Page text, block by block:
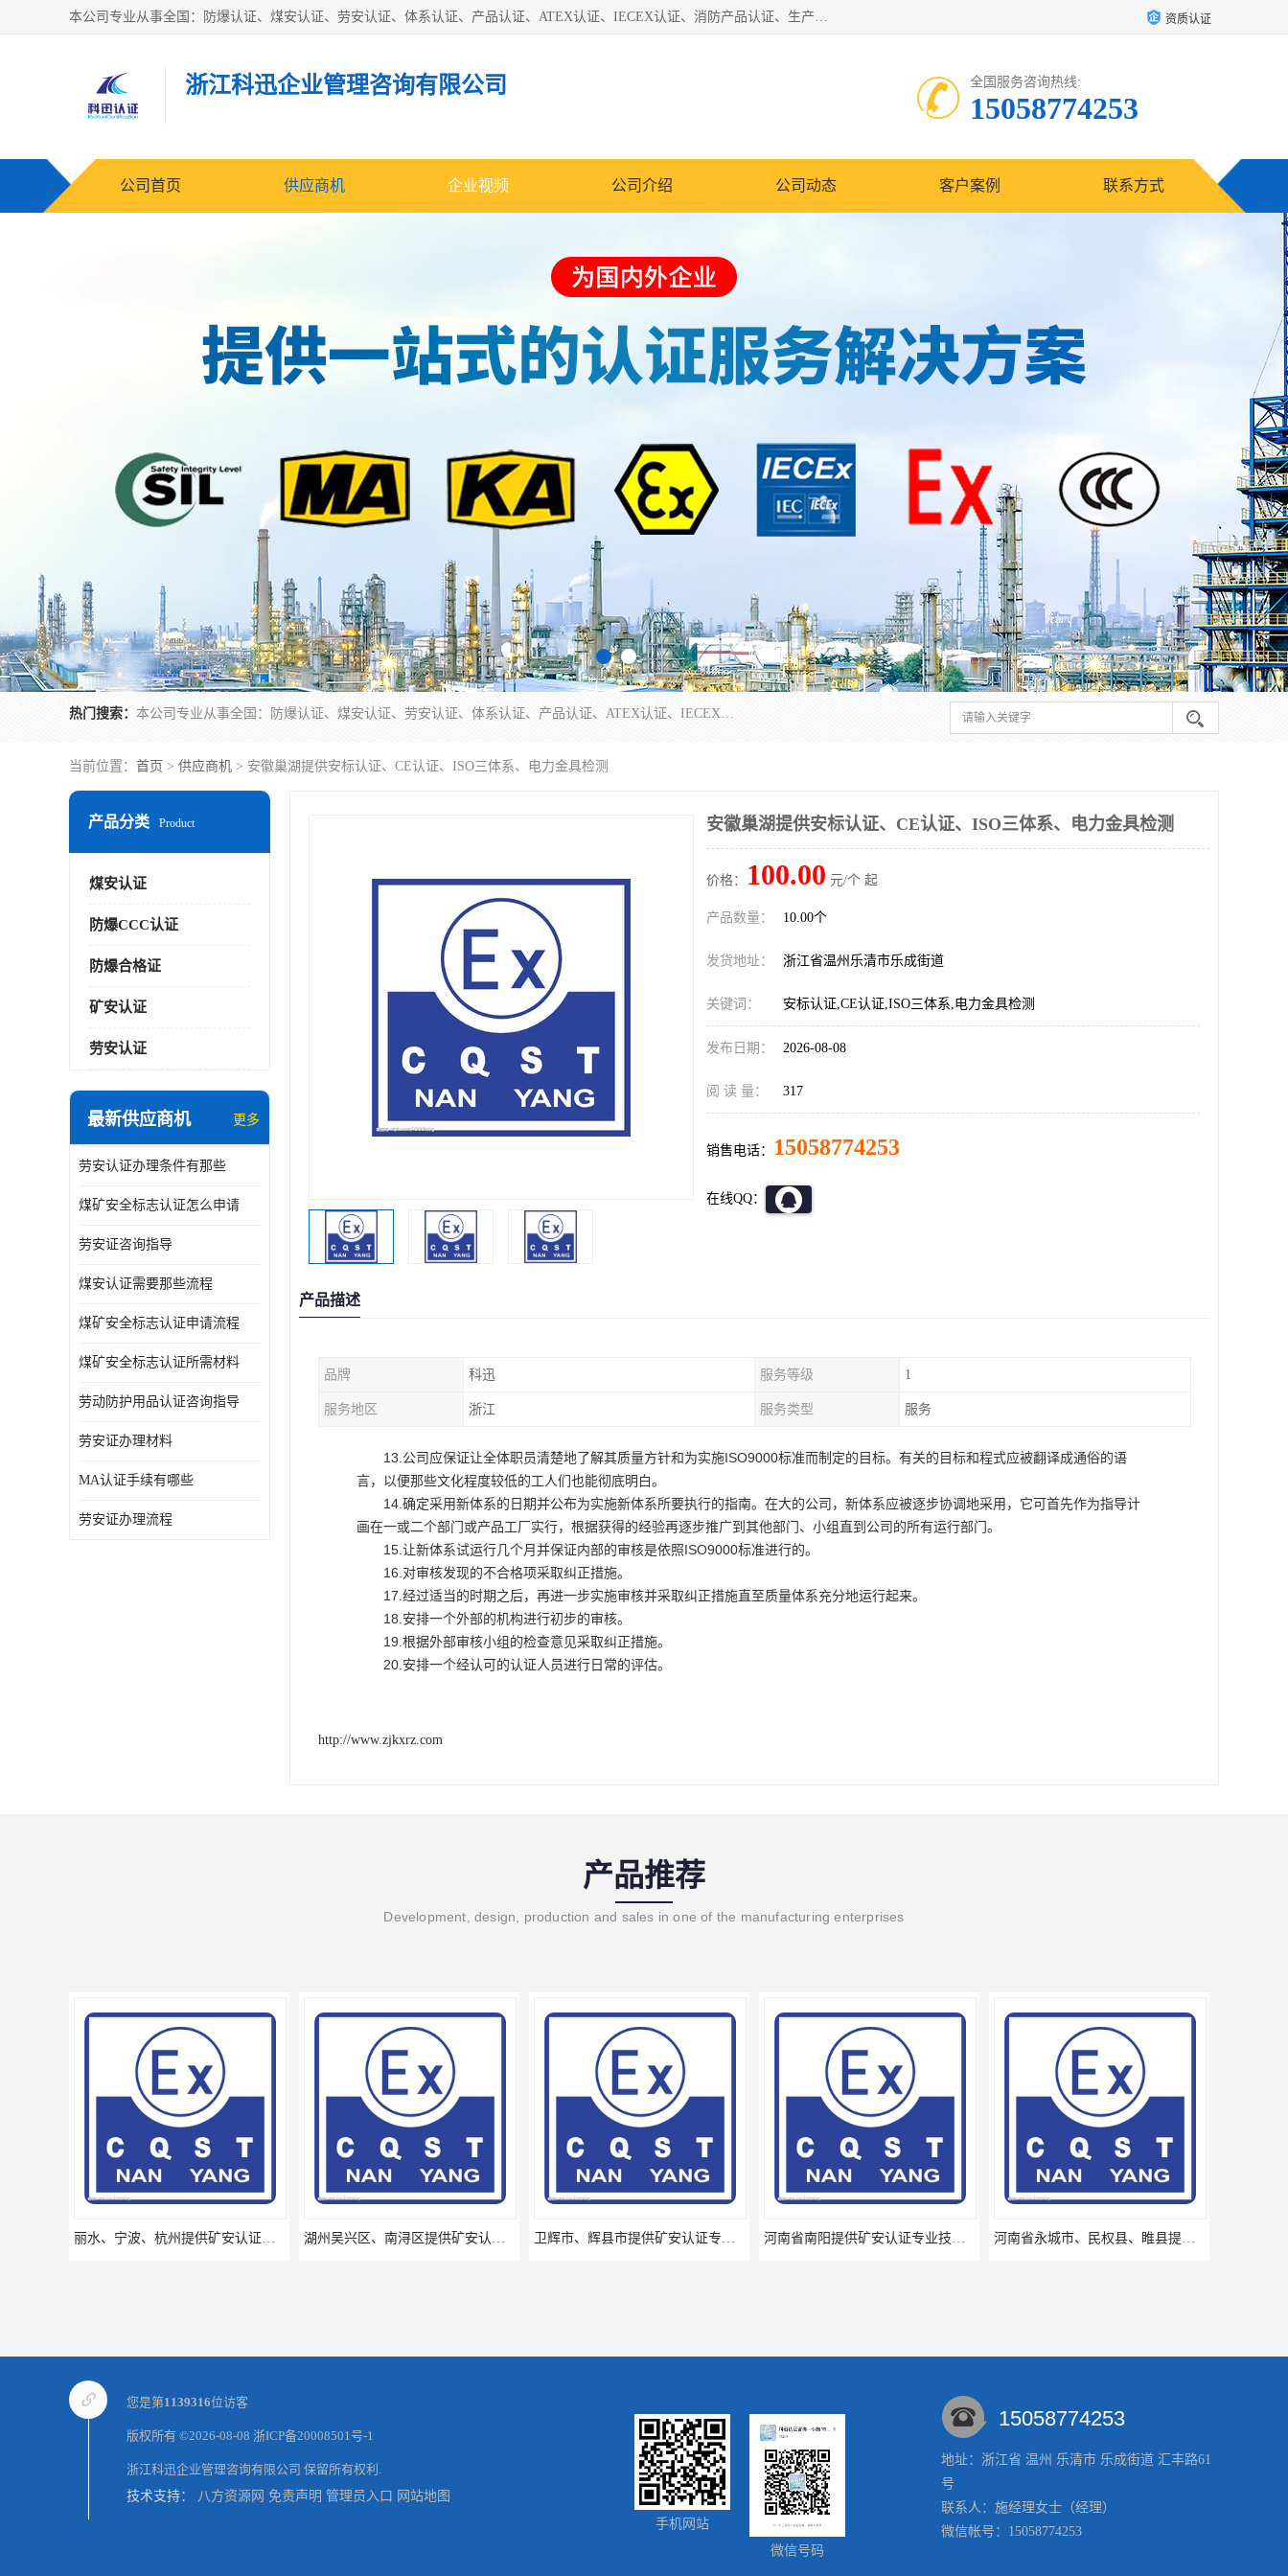
本公司专业从事全国：防爆认证、煤安认证、劳安认证、体系认证、产品认证、ATEX认证、IECEX认证、消防产品认证、生产认可证、验厂指导、认证技术支持、企业管理策划等一站式咨询服务。 用我们的智慧、经验、真诚与勤恳，分享成长的喜悦！ 全国24小时咨询热线：* 认证咨询：张老师（全国*） 资质认证
浙江科迅企业管理咨询有限公司 全国服务咨询热线:
15058774253
公司首页 供应商机 企业视频 公司介绍 公司动态 客户案例 联系方式
热门搜索： 本公司专业从事全国：防爆认证、煤安认证、劳安认证、体系认证、产品认证、ATEX认证、IECEX认证、消防产品认证、生产认可证、验厂指导、认证技术支持、企业管理策划等一站式咨询服务。 用我们的智慧、经验、真诚与勤恳，分享成长的喜悦！ 全国24小时咨询热线：* 认证咨询：张老师（全国*）
当前位置： 首页 > 供应商机 > 安徽巢湖提供安标认证、CE认证、ISO三体系、电力金具检测
产品分类 Product
煤安认证
防爆CCC认证
防爆合格证
矿安认证
劳安认证
最新供应商机 更多
劳安认证办理条件有那些
煤矿安全标志认证怎么申请
劳安证咨询指导
煤安认证需要那些流程
煤矿安全标志认证申请流程
煤矿安全标志认证所需材料
劳动防护用品认证咨询指导
劳安证办理材料
MA认证手续有哪些
劳安证办理流程
安徽巢湖提供安标认证、CE认证、ISO三体系、电力金具检测
价格： 100.00 元/个 起
产品数量： 10.00个
发货地址： 浙江省温州乐清市乐成街道
关键词： 安标认证,CE认证,ISO三体系,电力金具检测
发布日期： 2026-08-08
阅 读 量： 317
销售电话： 15058774253
在线QQ：
产品描述
品牌 科迅 服务等级 1
服务地区 浙江 服务类型 服务
13.公司应保证让全体职员清楚地了解其质量方针和为实施ISO9000标准而制定的目标。有关的目标和程式应被翻译成通俗的语
言，以便那些文化程度较低的工人们也能彻底明白。
14.确定采用新体系的日期并公布为实施新体系所要执行的指南。在大的公司，新体系应被逐步协调地采用，它可首先作为指导计
画在一或二个部门或产品工厂实行，根据获得的经验再逐步推广到其他部门、小组直到公司的所有运行部门。
15.让新体系试运行几个月并保证内部的审核是依照ISO9000标准进行的。
16.对审核发现的不合格项采取纠正措施。
17.经过适当的时期之后，再进一步实施审核并采取纠正措施直至质量体系充分地运行起来。
18.安排一个外部的机构进行初步的审核。
19.根据外部审核小组的检查意见采取纠正措施。
20.安排一个经认可的认证人员进行日常的评估。
http://www.zjkxrz.com
产品推荐
Development, design, production and sales in one of the manufacturing enterprises
丽水、宁波、杭州提供矿安认证专业咨询服务机构让你拿本放心 湖州吴兴区、南浔区提供矿安认证专业技术服务值得信赖的咨询专家 卫辉市、辉县市提供矿安认证专业技术服务值得信赖的咨询专家 河南省南阳提供矿安认证专业技术服务值得信赖的咨询专家 河南省永城市、民权县、睢县提供矿安认证专业技术服务值得信赖的咨询专家
广东省揭阳、茂名提供矿安认证专业咨询服务机构让你拿本放心省心 福建省地区提供矿安认证代理服务让您贴心顺心的专业代理机构 江夏区提供矿安认证代理服务让您贴心顺心的专业代理机构
您是第1139316位访客
版权所有 ©2026-08-08 浙ICP备20008501号-1
浙江科迅企业管理咨询有限公司 保留所有权利.
技术支持： 八方资源网 免责声明 管理员入口 网站地图
手机网站
微信号码
15058774253
地址：浙江省 温州 乐清市 乐成街道 汇丰路61
号
联系人：施经理女士 （经理）
微信帐号：15058774253